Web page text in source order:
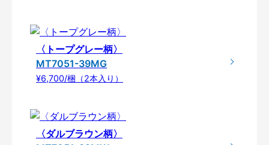
〈トープグレー柄〉
MT7051-39MG
¥6,700/梱（2本入り）
〈ダルブラウン柄〉